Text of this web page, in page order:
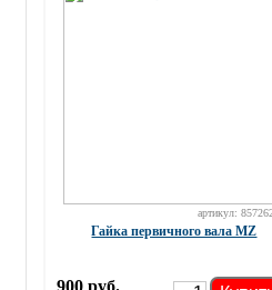
артикул:
Гайка первичного вала MZ
900 руб.